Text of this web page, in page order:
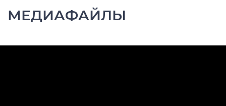
МЕДИАФАЙЛЫ